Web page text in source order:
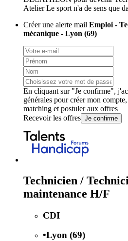
Atelier Le sport n'a de sens que
Créer une alerte mail Emploi -
mécanique - Lyon (69)
En cliquant sur "Je confirme",
générales pour créer mon
matching et postuler aux offres
Recevoir les offres Je confirme
Technicien /
maintenance H/F
CDI
•Lyon (69)